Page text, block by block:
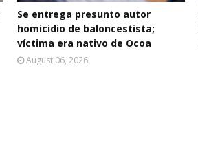
Se entrega presunto autor
homicidio de baloncestista;
víctima era nativo de Ocoa
August 06, 2026